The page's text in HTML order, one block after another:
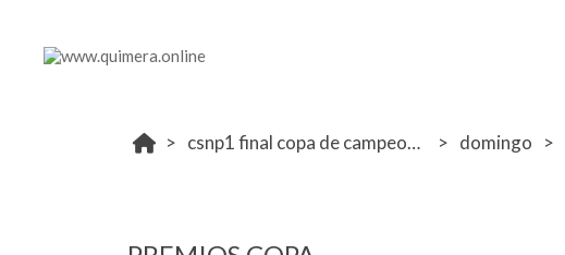
csnp1 final copa de campeones la moraleja 14- 15 octubre domingo